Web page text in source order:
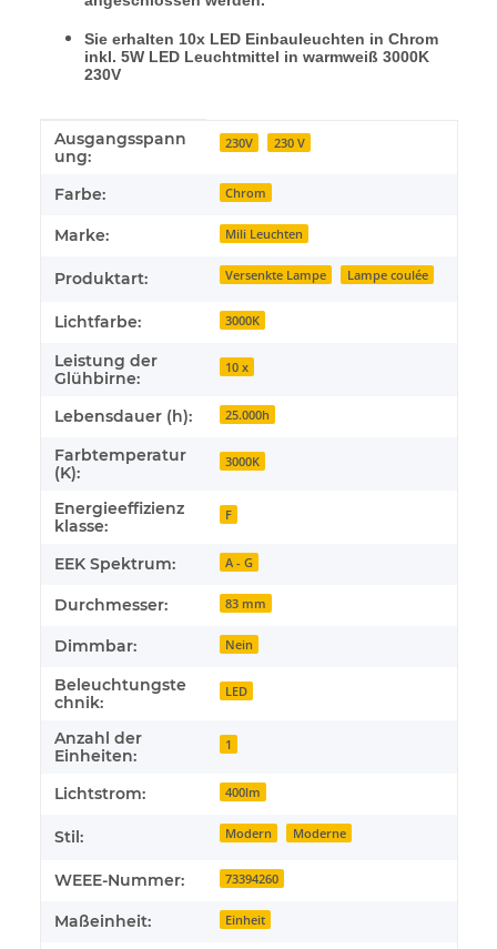
Sie erhalten 10x LED Einbauleuchten in Chrom
inkl. 5W LED Leuchtmittel in warmweiß 3000K
230V
Produkteigenschaft
Wert
Ausgangsspann
ung:
230V 230 V
Farbe: Chrom
Marke: Mili Leuchten
Produktart: Versenkte Lampe Lampe coulée
Lichtfarbe: 3000K
Leistung der
Glühbirne:
10 x
Lebensdauer (h): 25.000h
Farbtemperatur
(K):
3000K
Energieeffizienz
klasse:
F
EEK Spektrum: A - G
Durchmesser: 83 mm
Dimmbar: Nein
Beleuchtungste
chnik:
LED
Anzahl der
Einheiten:
1
Lichtstrom: 400lm
Stil: Modern Moderne
WEEE-Nummer: 73394260
Maßeinheit: Einheit